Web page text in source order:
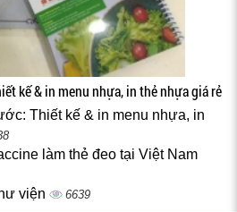
kế & in menu nhựa, in thẻ nhựa giá rẻ
Thiết kế & in menu nhựa, in
làm thẻ đeo tại Việt Nam
viện 6639